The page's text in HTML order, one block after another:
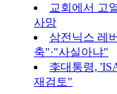
교회에서 고
사망
삼전닉스 레
축"·"사실아냐"
李대통령,
재검토"